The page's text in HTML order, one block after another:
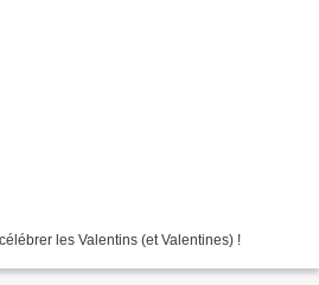
les Valentins (et Valentines) !